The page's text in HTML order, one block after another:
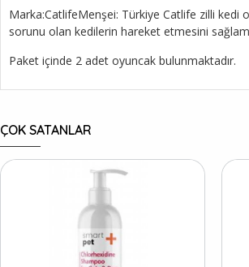
Marka:CatlifeMenşei: Türkiye Catlife zilli kedi
sorunu olan kedilerin hareket etmesini
Paket içinde 2 adet oyuncak bulunmaktadır.
ÇOK SATANLAR